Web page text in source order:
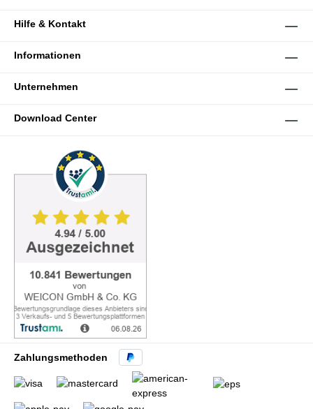
Hilfe & Kontakt
Informationen
Unternehmen
Download Center
Zahlungsmethoden